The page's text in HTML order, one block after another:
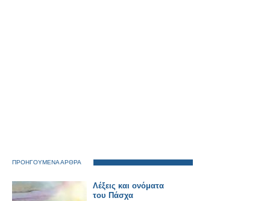
ΠΡΟΗΓΟΥΜΕΝΑ ΑΡΘΡΑ
Λέξεις και ονόματα
του Πάσχα